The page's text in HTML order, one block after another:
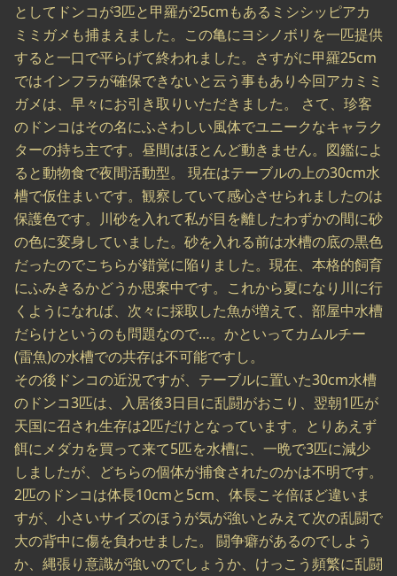
としてドンコが3匹と甲羅が25cmもあるミシシッピアカ
ミミガメも捕まえました。この亀にヨシノボリを一匹提供
すると一口で平らげて終われました。さすがに甲羅25cm
ではインフラが確保できないと云う事もあり今回アカミミ
ガメは、早々にお引き取りいただきました。 さて、珍客
のドンコはその名にふさわしい風体でユニークなキャラク
ターの持ち主です。昼間はほとんど動きません。図鑑によ
ると動物食で夜間活動型。 現在はテーブルの上の30cm水
槽で仮住まいです。観察していて感心させられましたのは
保護色です。川砂を入れて私が目を離したわずかの間に砂
の色に変身していました。砂を入れる前は水槽の底の黒色
だったのでこちらが錯覚に陥りました。現在、本格的飼育
にふみきるかどうか思案中です。これから夏になり川に行
くようになれば、次々に採取した魚が増えて、部屋中水槽
だらけというのも問題なので…。かといってカムルチー
(雷魚)の水槽での共存は不可能ですし。
その後ドンコの近況ですが、テーブルに置いた30cm水槽
のドンコ3匹は、入居後3日目に乱闘がおこり、翌朝1匹が
天国に召され生存は2匹だけとなっています。とりあえず
餌にメダカを買って来て5匹を水槽に、一晩で3匹に減少
しましたが、どちらの個体が捕食されたのかは不明です。
2匹のドンコは体長10cmと5cm、体長こそ倍ほど違いま
すが、小さいサイズのほうが気が強いとみえて次の乱闘で
大の背中に傷を負わせました。 闘争癖があるのでしよう
か、縄張り意識が強いのでしょうか、けっこう頻繁に乱闘